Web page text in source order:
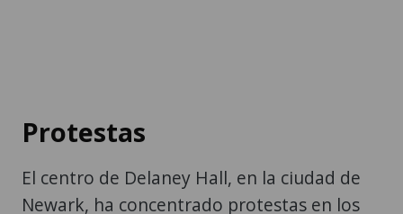
Protestas
El centro de Delaney Hall, en la ciudad de
Newark, ha concentrado protestas en los